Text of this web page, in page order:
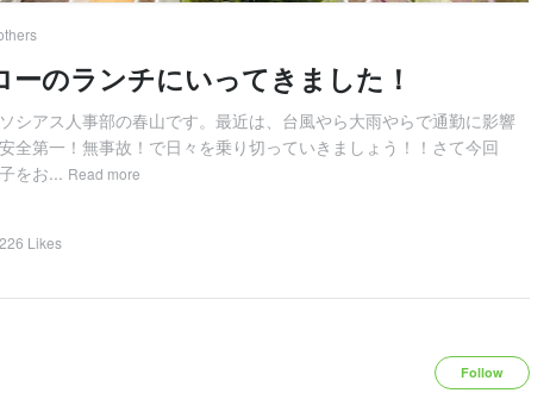
ーのランチにいってきました！
シアス人事部の春山です。最近は、台風やら大雨やらで通勤に影響
全第一！無事故！で日々を乗り切っていきましょう！！さて今回
をお... Read more
226 Likes
Follow